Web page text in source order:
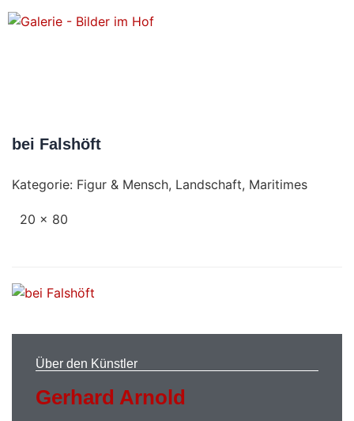
bei Falshöft
Kategorie: Figur & Mensch, Landschaft, Maritimes
20 x 80
Über den Künstler
Gerhard Arnold